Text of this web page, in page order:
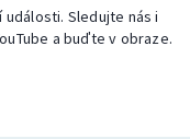
Sledujte nás i
a buďte v obraze.